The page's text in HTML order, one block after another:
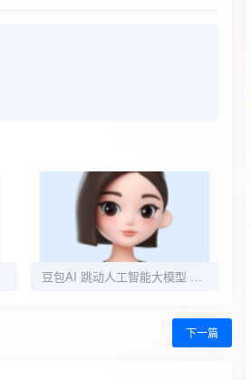
豆包AI 跳动人工智能大模型 堪比GPT-4
下一篇